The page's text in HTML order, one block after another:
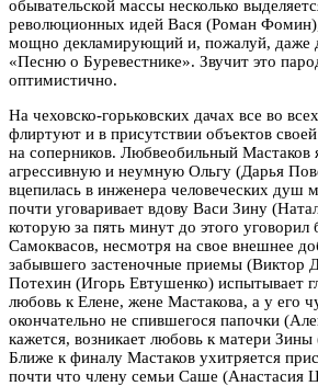
обывательской массы несколько
революционных идей Вася (Роман
мощно декламирующий и, пожалуй, даже
«Песню о Буревестнике». Звучит это
оптимистично.
На чеховско-горьковских дачах все во
флиртуют и в присутствии объектов
на соперников. Любвеобильный
агрессивную и неумную Ольгу (Дарья
вцепилась в инженера человеческих душ
почти уговаривает вдову Васи Зину
которую за пять минут до этого
Самоквасов, несмотря на свое внешнее
забывшего застеночные приемы (Виктор
Потехин (Игорь Евтушенко) испытывает
любовь к Елене, жене Мастакова, а у его
окончательно не спившегося папочки
кажется, возникает любовь к матери
Ближе к финалу Мастаков ухитряется
почти что члену семьи Саше (Анастасия